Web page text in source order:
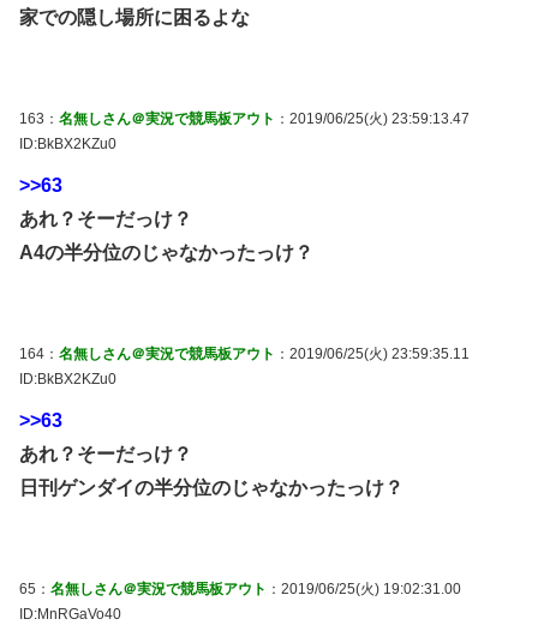
家での隠し場所に困るよな
163： 名無しさん＠実況で競馬板アウト ：2019/06/25(火) 23:59:13.47
ID:BkBX2KZu0
>>63
あれ？そーだっけ？
A4の半分位のじゃなかったっけ？
164： 名無しさん＠実況で競馬板アウト ：2019/06/25(火) 23:59:35.11
ID:BkBX2KZu0
>>63
あれ？そーだっけ？
日刊ゲンダイの半分位のじゃなかったっけ？
65： 名無しさん＠実況で競馬板アウト ：2019/06/25(火) 19:02:31.00
ID:MnRGaVo40